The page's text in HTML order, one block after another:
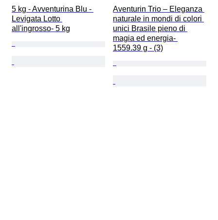
5 kg - Avventurina Blu -
Levigata Lotto
all'ingrosso- 5 kg
Aventurin Trio – Eleganza
naturale in mondi di colori
unici Brasile pieno di
magia ed energia-
1559.39 g - (3)